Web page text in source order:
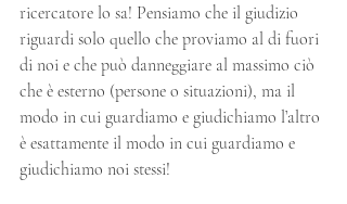
ricercatore lo sa! Pensiamo che il giudizio
riguardi solo quello che proviamo al di fuori
di noi e che può danneggiare al massimo ciò
che è esterno (persone o situazioni), ma il
modo in cui guardiamo e giudichiamo l’altro
è esattamente il modo in cui guardiamo e
giudichiamo noi stessi!